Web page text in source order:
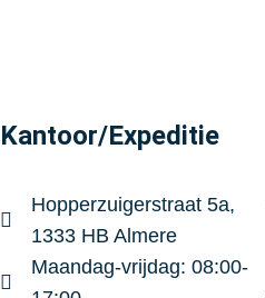
Kantoor/Expeditie
Hopperzuigerstraat 5a,
1333 HB Almere
Maandag-vrijdag: 08:00-